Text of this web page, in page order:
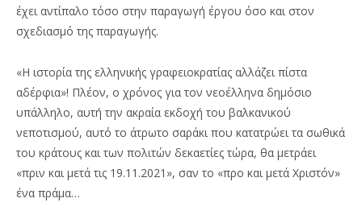
έχει αντίπαλο τόσο στην παραγωγή έργου όσο και στον
σχεδιασμό της παραγωγής.
«Η ιστορία της ελληνικής γραφειοκρατίας αλλάζει πίστα
αδέρφια»! Πλέον, ο χρόνος για τον νεοέλληνα δημόσιο
υπάλληλο, αυτή την ακραία εκδοχή του βαλκανικού
νεποτισμού, αυτό το άτρωτο σαράκι που κατατρώει τα σωθικά
του κράτους και των πολιτών δεκαετίες τώρα, θα μετράει
«πριν και μετά τις 19.11.2021», σαν το «προ και μετά Χριστόν»
ένα πράμα…